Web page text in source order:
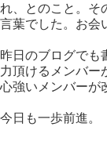
れ、とのこと。そ
言葉でした。お会
昨日のブログでも
力頂けるメンバー
心強いメンバーが
今日も一歩前進。